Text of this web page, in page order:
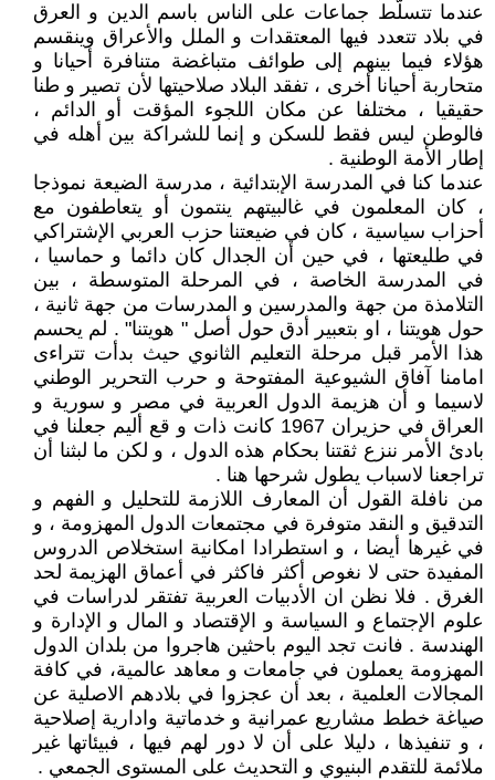
عندما تتسلّط جماعات على الناس باسم الدين و العرق
في بلاد تتعدد فيها المعتقدات و الملل والأعراق وينقسم
هؤلاء فيما بينهم إلى طوائف متباغضة متنافرة أحيانا و
متحاربة أحيانا أخرى ، تفقد البلاد صلاحيتها لأن تصير و طنا
حقيقيا ، مختلفا عن مكان اللجوء المؤقت أو الدائم ،
فالوطن ليس فقط للسكن و إنما للشراكة بين أهله في
إطار الأمة الوطنية .
عندما كنا في المدرسة الإبتدائية ، مدرسة الضيعة نموذجا
، كان المعلمون في غالبيتهم ينتمون أو يتعاطفون مع
أحزاب سياسية ، كان في ضيعتنا حزب العربي الإشتراكي
في طليعتها ، في حين أن الجدال كان دائما و حماسيا ،
في المدرسة الخاصة ، في المرحلة المتوسطة ، بين
التلامذة من جهة والمدرسين و المدرسات من جهة ثانية ،
حول هويتنا ، او بتعبير أدق حول أصل " هويتنا" . لم يحسم
هذا الأمر قبل مرحلة التعليم الثانوي حيث بدأت تتراءى
امامنا آفاق الشيوعية المفتوحة و حرب التحرير الوطني
لاسيما و أن هزيمة الدول العربية في مصر و سورية و
العراق في حزيران 1967 كانت ذات و قع أليم جعلنا في
بادئ الأمر ننزع ثقتنا بحكام هذه الدول ، و لكن ما لبثنا أن
تراجعنا لاسباب يطول شرحها هنا .
من نافلة القول أن المعارف اللازمة للتحليل و الفهم و
التدقيق و النقد متوفرة في مجتمعات الدول المهزومة ، و
في غيرها أيضا ، و استطرادا امكانية استخلاص الدروس
المفيدة حتى لا نغوص أكثر فاكثر في أعماق الهزيمة لحد
الغرق . فلا نظن ان الأدبيات العربية تفتقر لدراسات في
علوم الإجتماع و السياسة و الإقتصاد و المال و الإدارة و
الهندسة . فانت تجد اليوم باحثين هاجروا من بلدان الدول
المهزومة يعملون في جامعات و معاهد عالمية، في كافة
المجالات العلمية ، بعد أن عجزوا في بلادهم الاصلية عن
صياغة خطط مشاريع عمرانية و خدماتية وادارية إصلاحية
، و تنفيذها ، دليلا على أن لا دور لهم فيها ، فبيئاتها غير
ملائمة للتقدم البنيوي و التحديث على المستوى الجمعي .